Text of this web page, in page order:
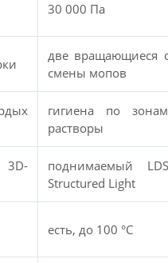
30 000 Па
две вращающиеся
смены мопов
гигиена по
растворы
3D-
поднимаемый
Structured Light
есть, до 100 °C